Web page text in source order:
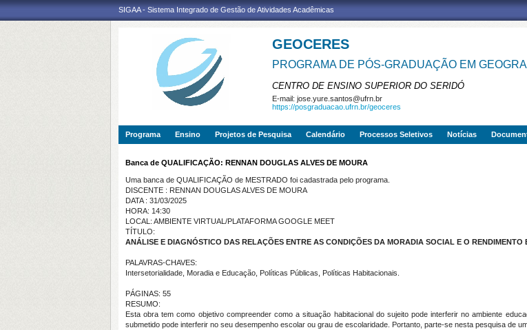
SIGAA - Sistema Integrado de Gestão de Atividades Acadêmicas
GEOCERES
PROGRAMA DE PÓS-GRADUAÇÃO EM
CENTRO DE ENSINO SUPERIOR DO SERIDÓ
E-mail: jose.yure.santos@ufrn.br
https://posgraduacao.ufrn.br/geoceres
Programa Ensino Projetos de Pesquisa Calendário Processos Seletivos Notícias
Banca de QUALIFICAÇÃO: RENNAN DOUGLAS ALVES DE MOURA
Uma banca de QUALIFICAÇÃO de MESTRADO foi cadastrada pelo programa.
DISCENTE : RENNAN DOUGLAS ALVES DE MOURA
DATA : 31/03/2025
HORA: 14:30
LOCAL: AMBIENTE VIRTUAL/PLATAFORMA GOOGLE MEET
TÍTULO:
ANÁLISE E DIAGNÓSTICO DAS RELAÇÕES ENTRE AS CONDIÇÕES DA MORADIA SOCIAL E O RENDIMENTO
PALAVRAS-CHAVES:
Intersetorialidade, Moradia e Educação, Políticas Públicas, Políticas Habitacionais.
PÁGINAS: 55
RESUMO:
Esta obra tem como objetivo compreender como a situação habitacional do sujeito pode interferir no ambiente
submetido pode interferir no seu desempenho escolar ou grau de escolaridade. Portanto, parte-se nesta pesquisa de